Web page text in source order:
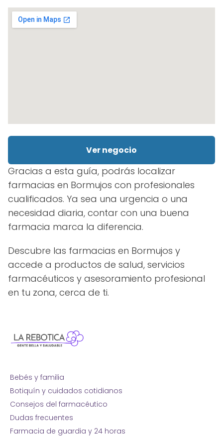
Ver negocio
Gracias a esta guía, podrás localizar
farmacias en Bormujos con profesionales
cualificados. Ya sea una urgencia o una
necesidad diaria, contar con una buena
farmacia marca la diferencia.
Descubre las farmacias en Bormujos y
accede a productos de salud, servicios
farmacéuticos y asesoramiento profesional
en tu zona, cerca de ti.
Bebés y familia
Botiquín y cuidados cotidianos
Consejos del farmacéutico
Dudas frecuentes
Farmacia de guardia y 24 horas